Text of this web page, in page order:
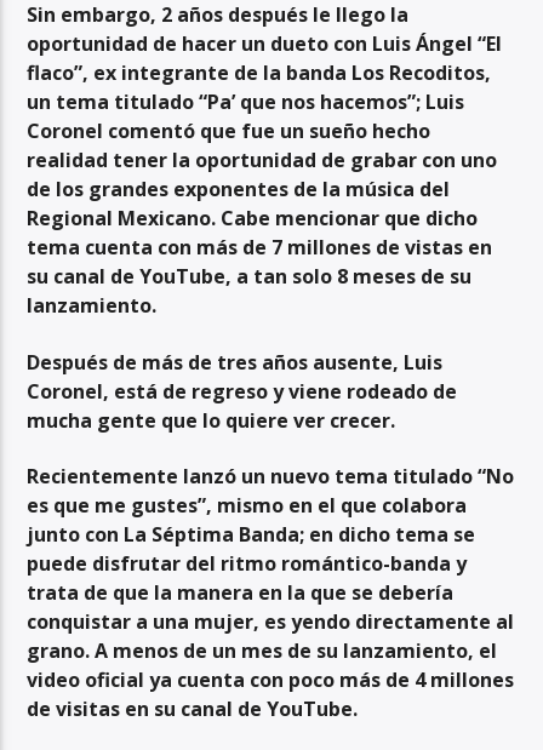
Sin embargo, 2 años después le llego la
oportunidad de hacer un dueto con Luis Ángel “El
flaco”, ex integrante de la banda Los Recoditos,
un tema titulado “Pa’ que nos hacemos”; Luis
Coronel comentó que fue un sueño hecho
realidad tener la oportunidad de grabar con uno
de los grandes exponentes de la música del
Regional Mexicano. Cabe mencionar que dicho
tema cuenta con más de 7 millones de vistas en
su canal de YouTube, a tan solo 8 meses de su
lanzamiento.
Después de más de tres años ausente, Luis
Coronel, está de regreso y viene rodeado de
mucha gente que lo quiere ver crecer.
Recientemente lanzó un nuevo tema titulado “No
es que me gustes”, mismo en el que colabora
junto con La Séptima Banda; en dicho tema se
puede disfrutar del ritmo romántico-banda y
trata de que la manera en la que se debería
conquistar a una mujer, es yendo directamente al
grano. A menos de un mes de su lanzamiento, el
video oficial ya cuenta con poco más de 4 millones
de visitas en su canal de YouTube.